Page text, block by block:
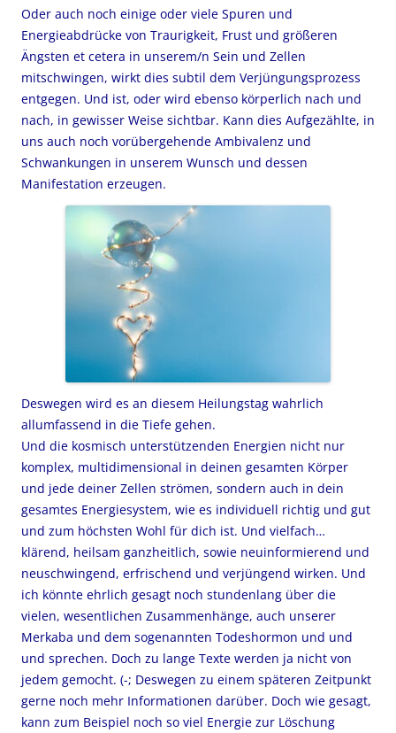
Oder auch noch einige oder viele Spuren und
Energieabdrücke von Traurigkeit, Frust und größeren
Ängsten et cetera in unserem/n Sein und Zellen
mitschwingen, wirkt dies subtil dem Verjüngungsprozess
entgegen. Und ist, oder wird ebenso körperlich nach und
nach, in gewisser Weise sichtbar. Kann dies Aufgezählte, in
uns auch noch vorübergehende Ambivalenz und
Schwankungen in unserem Wunsch und dessen
Manifestation erzeugen.
Deswegen wird es an diesem Heilungstag wahrlich
allumfassend in die Tiefe gehen.
Und die kosmisch unterstützenden Energien nicht nur
komplex, multidimensional in deinen gesamten Körper
und jede deiner Zellen strömen, sondern auch in dein
gesamtes Energiesystem, wie es individuell richtig und gut
und zum höchsten Wohl für dich ist. Und vielfach…
klärend, heilsam ganzheitlich, sowie neuinformierend und
neuschwingend, erfrischend und verjüngend wirken. Und
ich könnte ehrlich gesagt noch stundenlang über die
vielen, wesentlichen Zusammenhänge, auch unserer
Merkaba und dem sogenannten Todeshormon und und
und sprechen. Doch zu lange Texte werden ja nicht von
jedem gemocht. (-; Deswegen zu einem späteren Zeitpunkt
gerne noch mehr Informationen darüber. Doch wie gesagt,
kann zum Beispiel noch so viel Energie zur Löschung